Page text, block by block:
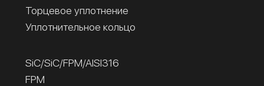
Торцевое уплотнение
Уплотнительное кольцо
SiC/SiC/FPM/AISI316
FPM